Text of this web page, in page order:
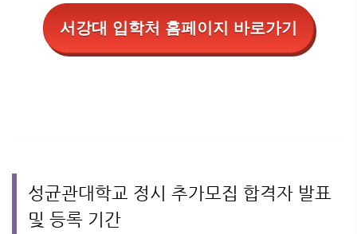
서강대 입학처 홈페이지 바로가기
성균관대학교 정시 추가모집 합격자 발표
및 등록 기간